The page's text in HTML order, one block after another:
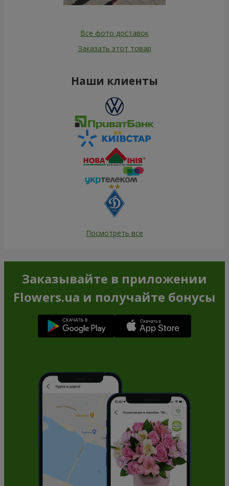
Все фото доставок
Заказать этот товар
Наши клиенты
Посмотреть все
Заказывайте в приложении
Flowers.ua и получайте бонусы